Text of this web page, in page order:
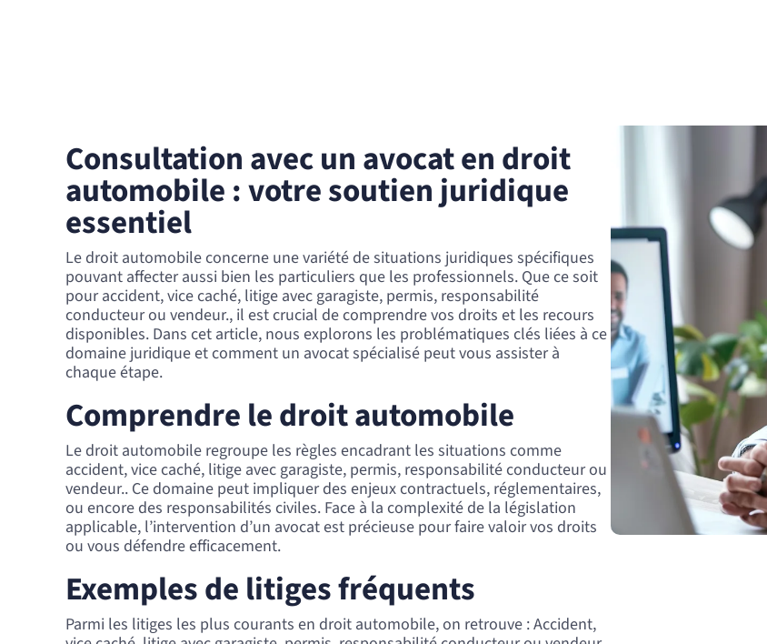
Consultation avec un avocat en droit
automobile : votre soutien juridique
essentiel
Le droit automobile concerne une variété de situations juridiques spécifiques
pouvant affecter aussi bien les particuliers que les professionnels. Que ce soit
pour accident, vice caché, litige avec garagiste, permis, responsabilité
conducteur ou vendeur., il est crucial de comprendre vos droits et les recours
disponibles. Dans cet article, nous explorons les problématiques clés liées à ce
domaine juridique et comment un avocat spécialisé peut vous assister à
chaque étape.
Comprendre le droit automobile
Le droit automobile regroupe les règles encadrant les situations comme
accident, vice caché, litige avec garagiste, permis, responsabilité conducteur ou
vendeur.. Ce domaine peut impliquer des enjeux contractuels, réglementaires,
ou encore des responsabilités civiles. Face à la complexité de la législation
applicable, l’intervention d’un avocat est précieuse pour faire valoir vos droits
ou vous défendre efficacement.
Exemples de litiges fréquents
Parmi les litiges les plus courants en droit automobile, on retrouve : Accident,